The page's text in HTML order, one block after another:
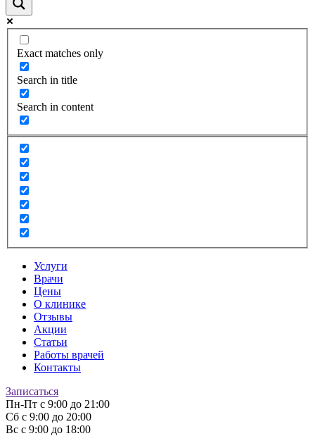
Exact matches only
Search in title
Search in content
Услуги
Врачи
Цены
О клинике
Отзывы
Акции
Статьи
Работы врачей
Контакты
Записаться
Пн-Пт с 9:00 до 21:00
Сб с 9:00 до 20:00
Вс с 9:00 до 18:00